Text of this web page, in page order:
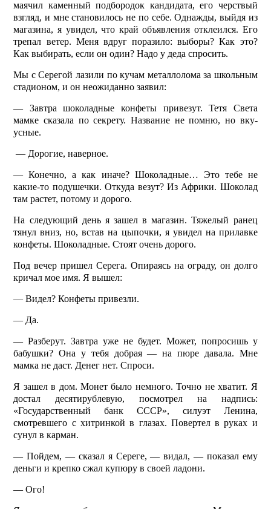
маячил каменный подбородок кандидата, его черствый
взгляд, и мне становилось не по себе. Однажды, выйдя из
магазина, я увидел, что край объявления отклеился. Его
трепал ветер. Меня вдруг поразило: выборы? Как это?
Как выбирать, если он один? Надо у деда спросить.
Мы с Серегой лазили по кучам металлолома за школьным
стадионом, и он неожиданно заявил:
— Завтра шоколадные конфеты привезут. Тетя Света
мамке сказала по секрету. Название не помню, но вку-
усные.
— Дорогие, наверное.
— Конечно, а как иначе? Шоколадные… Это тебе не
какие-то подушечки. Откуда везут? Из Африки. Шоколад
там растет, потому и дорого.
На следующий день я зашел в магазин. Тяжелый ранец
тянул вниз, но, встав на цыпочки, я увидел на прилавке
конфеты. Шоколадные. Стоят очень дорого.
Под вечер пришел Серега. Опираясь на ограду, он долго
кричал мое имя. Я вышел:
— Видел? Конфеты привезли.
— Да.
— Разберут. Завтра уже не будет. Может, попросишь у
бабушки? Она у тебя добрая — на пюре давала. Мне
мамка не даст. Денег нет. Спроси.
Я зашел в дом. Монет было немного. Точно не хватит. Я
достал десятируб­левую, посмотрел на надпись:
«Государственный банк СССР», силуэт Ленина,
смотревшего с хитринкой в глазах. Повертел в руках и
сунул в карман.
— Пойдем, — сказал я Сереге, — видал, — показал ему
деньги и крепко сжал купюру в своей ладони.
— Ого!